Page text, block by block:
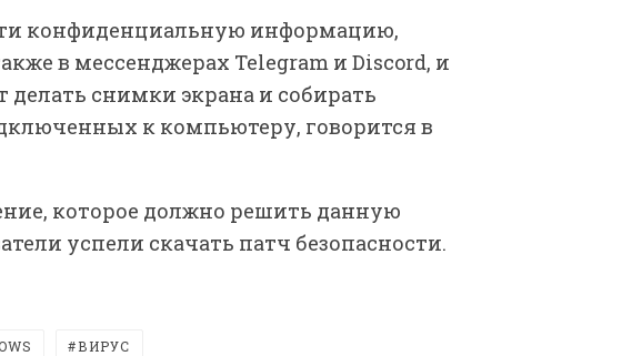
конфиденциальную информацию,
в мессенджерах Telegram и Discord, и
снимки экрана и собирать
к компьютеру, говорится в
которое должно решить данную
успели скачать патч безопасности.
ВИРУС